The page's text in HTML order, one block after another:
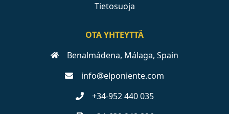
Tietosuoja
OTA YHTEYTTÄ
Benalmádena, Málaga, Spain
info@elponiente.com
+34-952 440 035